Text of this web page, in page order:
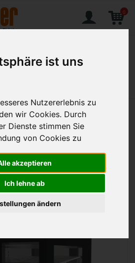
ist uns
Nutzererlebnis zu
wir Cookies. Durch
Dienste stimmen Sie
von Cookies zu
akzeptieren
Ich lehne ab
ändern
0
Hub